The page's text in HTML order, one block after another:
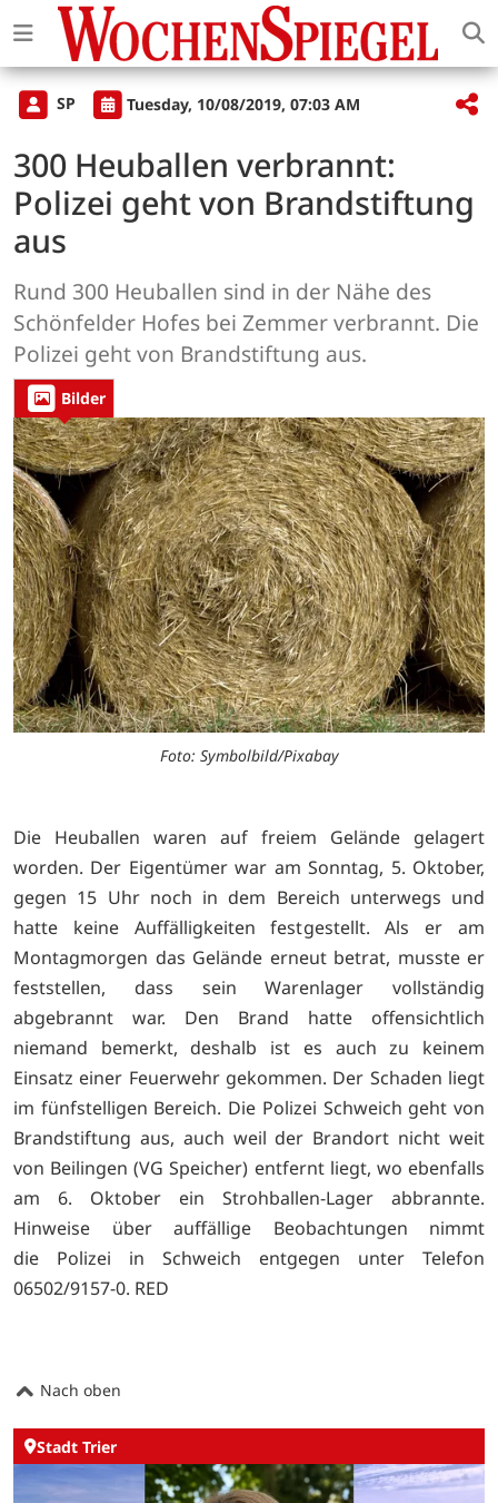
SP Tuesday, 10/08/2019, 07:03 AM
300 Heuballen verbrannt:
Polizei geht von Brandstiftung
aus
Rund 300 Heuballen sind in der Nähe des
Schönfelder Hofes bei Zemmer verbrannt. Die
Polizei geht von Brandstiftung aus.
Bilder
Foto: Symbolbild/Pixabay
Die Heuballen waren auf freiem Gelände gelagert
worden. Der Eigentümer war am Sonntag, 5. Oktober,
gegen 15 Uhr noch in dem Bereich unterwegs und
hatte keine Auffälligkeiten festgestellt. Als er am
Montagmorgen das Gelände erneut betrat, musste er
feststellen, dass sein Warenlager vollständig
abgebrannt war. Den Brand hatte offensichtlich
niemand bemerkt, deshalb ist es auch zu keinem
Einsatz einer Feuerwehr gekommen. Der Schaden liegt
im fünfstelligen Bereich. Die Polizei Schweich geht von
Brandstiftung aus, auch weil der Brandort nicht weit
von Beilingen (VG Speicher) entfernt liegt, wo ebenfalls
am 6. Oktober ein Strohballen-Lager abbrannte.
Hinweise über auffällige Beobachtungen nimmt
die Polizei in Schweich entgegen unter Telefon
06502/9157-0. RED
Nach oben
Stadt Trier